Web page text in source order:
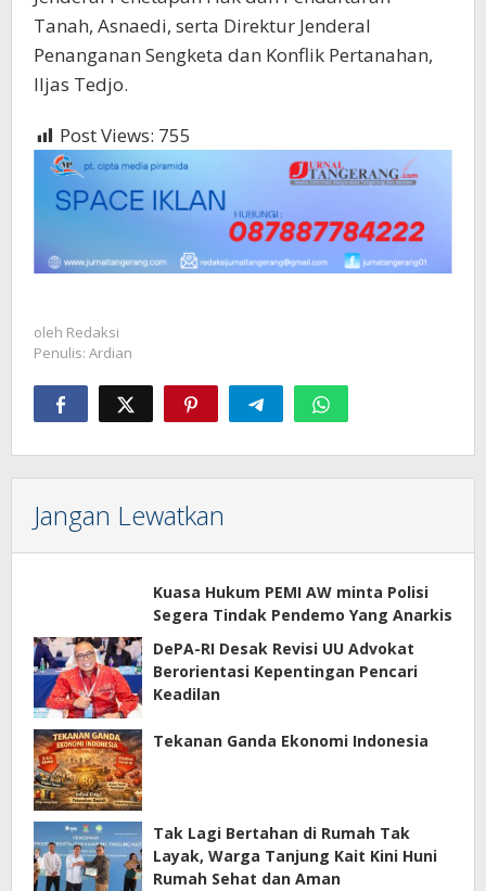
Tanah, Asnaedi, serta Direktur Jenderal
Penanganan Sengketa dan Konflik Pertanahan,
Iljas Tedjo.
Post Views: 755
oleh Redaksi
Penulis: Ardian
Jangan Lewatkan
Kuasa Hukum PEMI AW minta Polisi
Segera Tindak Pendemo Yang Anarkis
DePA-RI Desak Revisi UU Advokat
Berorientasi Kepentingan Pencari
Keadilan
Tekanan Ganda Ekonomi Indonesia
Tak Lagi Bertahan di Rumah Tak
Layak, Warga Tanjung Kait Kini Huni
Rumah Sehat dan Aman